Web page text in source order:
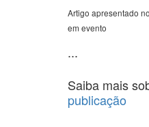
Artigo apresentado
em evento
...
Saiba mais
publicação